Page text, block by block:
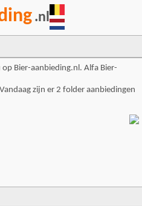
.nl
Bier-aanbieding.nl. Alfa Bier-
zijn er 2 folder aanbiedingen